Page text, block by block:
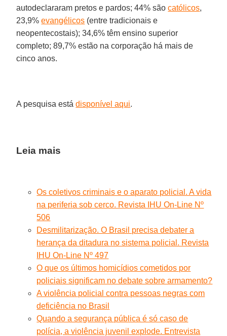
autodeclararam pretos e pardos; 44% sãocatólicos,
23,9%evangélicos (entre tradicionais e
neopentecostais); 34,6% têm ensino superior
completo; 89,7% estão na corporação há mais de
cinco anos.
A pesquisa estádisponível aqui.
Leia mais
Os coletivos criminais e o aparato policial. A vida
na periferia sob cerco. Revista IHU On-Line Nº
506
Desmilitarização. O Brasil precisa debater a
herança da ditadura no sistema policial. Revista
IHU On-Line Nº 497
O que os últimos homicídios cometidos por
policiais significam no debate sobre armamento?
A violência policial contra pessoas negras com
deficiência no Brasil
Quando a segurança pública é só caso de
polícia, a violência juvenil explode. Entrevista